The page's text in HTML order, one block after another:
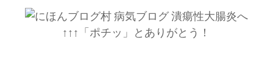
↑↑↑「ポチッ」とありがとう！